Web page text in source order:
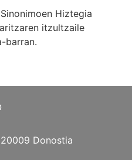
Hiztegia
itzultzaile
barran.
Donostia